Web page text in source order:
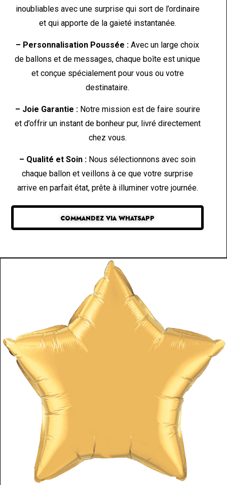
inoubliables avec une surprise qui sort de l’ordinaire
et qui apporte de la gaieté instantanée.
– Personnalisation Poussée : Avec un large choix
de ballons et de messages, chaque boîte est unique
et conçue spécialement pour vous ou votre
destinataire.
– Joie Garantie :Notre mission est de faire sourire
et d’offrir un instant de bonheur pur, livré directement
chez vous.
– Qualité et Soin : Nous sélectionnons avec soin
chaque ballon et veillons à ce que votre surprise
arrive en parfait état, prête à illuminer votre journée.
COMMANDEZ VIA WHATSAPP